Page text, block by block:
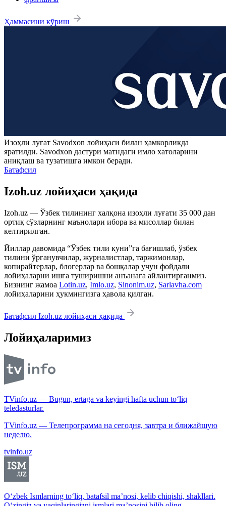
Ҳаммасини кўриш
Изоҳли луғат Savodxon лойиҳаси билан ҳамкорликда
яратилди. Savodxon дастури матндаги имло хатоларини
аниқлаш ва тузатишга имкон беради.
Батафсил
Izoh.uz лойиҳаси ҳақида
Izoh.uz — Ўзбек тилининг халқона изоҳли луғати 35 000 дан
ортиқ сўзларнинг маънолари ибора ва мисоллар билан
келтирилган.
Йиллар давомида “Ўзбек тили куни”га бағишлаб, ўзбек
тилини ўрганувчилар, журналистлар, таржимонлар,
копирайтерлар, блогерлар ва бошқалар учун фойдали
лойиҳаларни ишга туширишни анъанага айлантирганмиз.
Бизнинг жамоа Lotin.uz, Imlo.uz, Sinonim.uz, Sarlavha.com
лойиҳаларини ҳукмингизга ҳавола қилган.
Батафсил Izoh.uz лойиҳаси ҳақида
Лойиҳаларимиз
TVinfo.uz — Bugun, ertaga va keyingi hafta uchun to‘liq
teledasturlar.
TVinfo.uz — Телепрограмма на сегодня, завтра и ближайшую
неделю.
tvinfo.uz
O‘zbek Ismlarning to‘liq, batafsil ma’nosi, kelib chiqishi, shakllari.